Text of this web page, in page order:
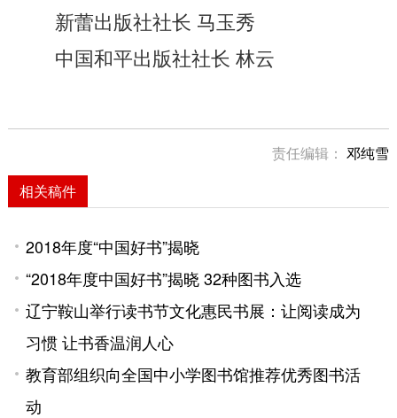
新蕾出版社社长 马玉秀
中国和平出版社社长 林云
责任编辑： 邓纯雪
相关稿件
2018年度“中国好书”揭晓
“2018年度中国好书”揭晓 32种图书入选
辽宁鞍山举行读书节文化惠民书展：让阅读成为
习惯 让书香温润人心
教育部组织向全国中小学图书馆推荐优秀图书活
动